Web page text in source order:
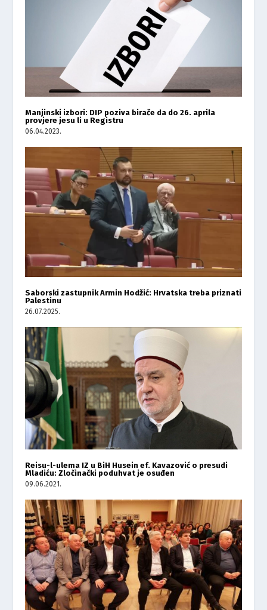
Manjinski izbori: DIP poziva birače da do 26. aprila
provjere jesu li u Registru
06.04.2023.
Saborski zastupnik Armin Hodžić: Hrvatska treba priznati
Palestinu
26.07.2025.
Reisu-l-ulema IZ u BiH Husein ef. Kavazović o presudi
Mladiću: Zločinački poduhvat je osuđen
09.06.2021.